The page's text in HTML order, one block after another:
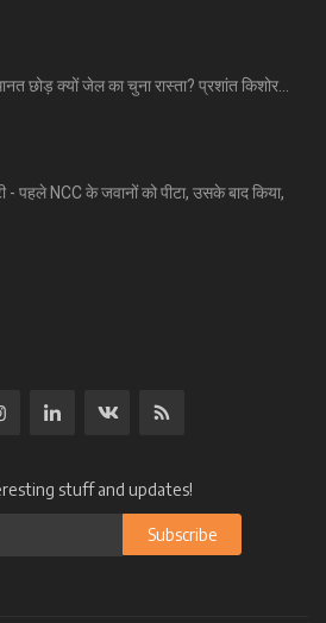
छोड़ क्यों जेल का चुना रास्ता? प्रशांत किशोर...
- पहले NCC के जवानों को पीटा, उसके बाद किया,
stuff and updates!
Subscribe